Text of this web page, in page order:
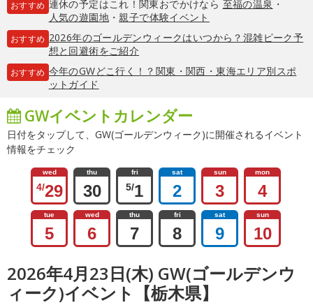
おすすめ 連休の予定はこれ！関東おでかけなら 至福の温泉 ・
人気の遊園地・親子で体験イベント
おすすめ 2026年のゴールデンウィークはいつから？混雑ピーク予
想と回避術をご紹介
おすすめ 今年のGWどこ行く！？関東・関西・東海エリア別スポ
ットガイド
GWイベントカレンダー
日付をタップして、GW(ゴールデンウィーク)に開催されるイベント
情報をチェック
wed
4/29
thu
30
fri
5/1
sat
2
sun
3
mon
4
tue
5
wed
6
thu
7
fri
8
sat
9
sun
10
2026年4月23日(木) GW(ゴールデンウ
ィーク)イベント【栃木県】